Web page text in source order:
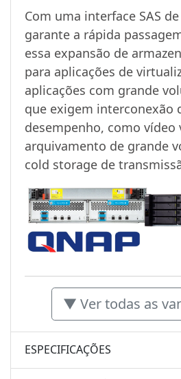
Com uma interface SAS
garante a rápida
essa expansão de
para aplicações de
aplicações com grande
que exigem interconexão
desempenho, como vídeo
arquivamento de grande
cold storage de
▼ Ver todas as
ESPECIFICAÇÕES